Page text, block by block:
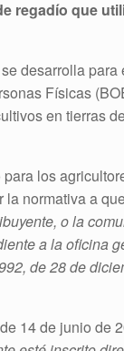
regadío que
desarrolla
Físicas
en tierras
los
la normativa a
o la
a la oficina
de 28 de
14 de junio de